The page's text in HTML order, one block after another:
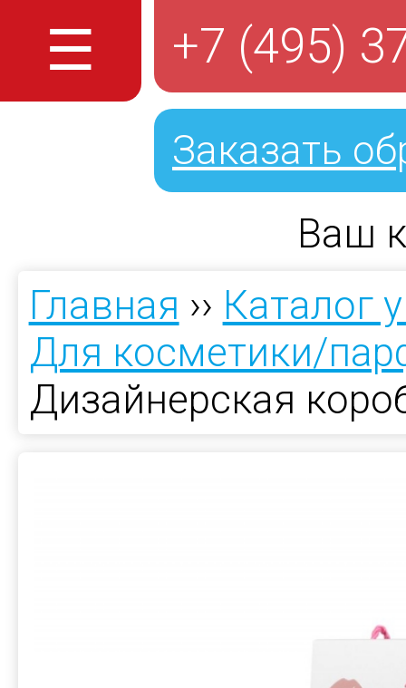
☰ +7 (495)
Заказать
Ваш
Главная ›› Каталог
Для косметики/
Дизайнерская